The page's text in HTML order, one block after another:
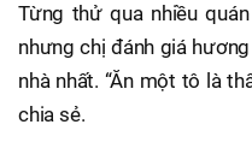
Từng thử qua nhiều
nhưng chị đánh giá
nhà nhất. “Ăn một tô là
chia sẻ.